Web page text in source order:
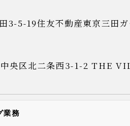
3-5-19住友不動産東京三田
央区北二条西3-1-2 THE
業務